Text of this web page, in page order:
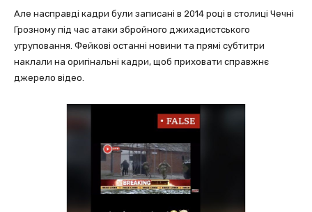
Але насправді кадри були записані в 2014 році в столиці Чечні
Грозному під час атаки збройного джихадистського
угруповання. Фейкові останні новини та прямі субтитри
наклали на оригінальні кадри, щоб приховати справжнє
джерело відео.